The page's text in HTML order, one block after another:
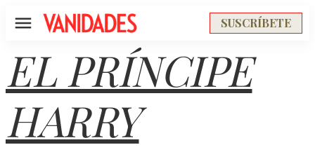
Menú SUSCRÍBETE
EL PRÍNCIPE
HARRY